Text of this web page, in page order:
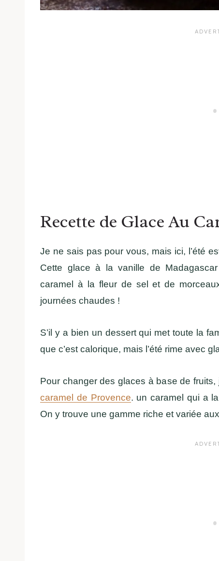
Recette de Glace Au
Je ne sais pas pour vous, mais ici, l’été
Cette glace à la vanille de
caramel à la fleur de sel et de
journées chaudes !
S’il y a bien un dessert qui met toute la
que c’est calorique, mais l’été rime avec
Pour changer des glaces à base de fruits,
caramel de Provence. un caramel qui a la
On y trouve une gamme riche et variée